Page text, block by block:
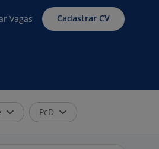
Vagas Cadastrar CV
PcD